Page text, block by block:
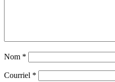
Nom *
Courriel *